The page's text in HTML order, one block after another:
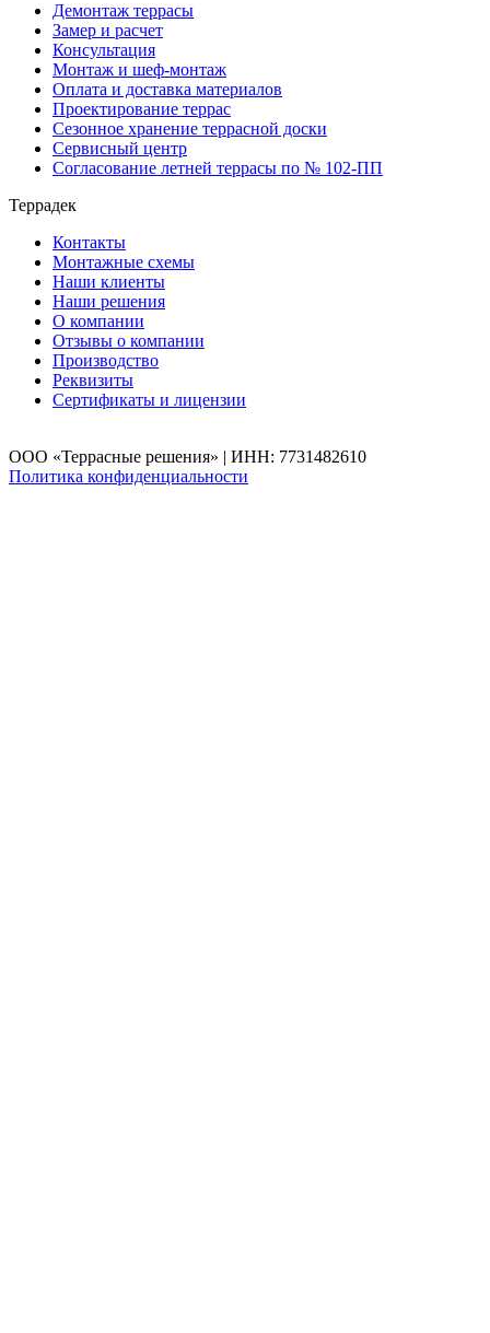
Демонтаж террасы
Замер и расчет
Консультация
Монтаж и шеф-монтаж
Оплата и доставка материалов
Проектирование террас
Сезонное хранение террасной доски
Сервисный центр
Согласование летней террасы по № 102-ПП
Террадек
Контакты
Монтажные схемы
Наши клиенты
Наши решения
О компании
Отзывы о компании
Производство
Реквизиты
Сертификаты и лицензии
ООО «Террасные решения» | ИНН: 7731482610
Политика конфиденциальности